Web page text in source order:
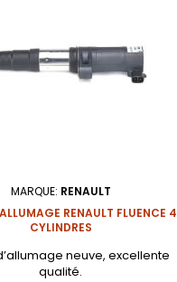
MARQUE: RENAULT
RENAULT FLUENCE 4
CYLINDRES
neuve, excellente
qualité.